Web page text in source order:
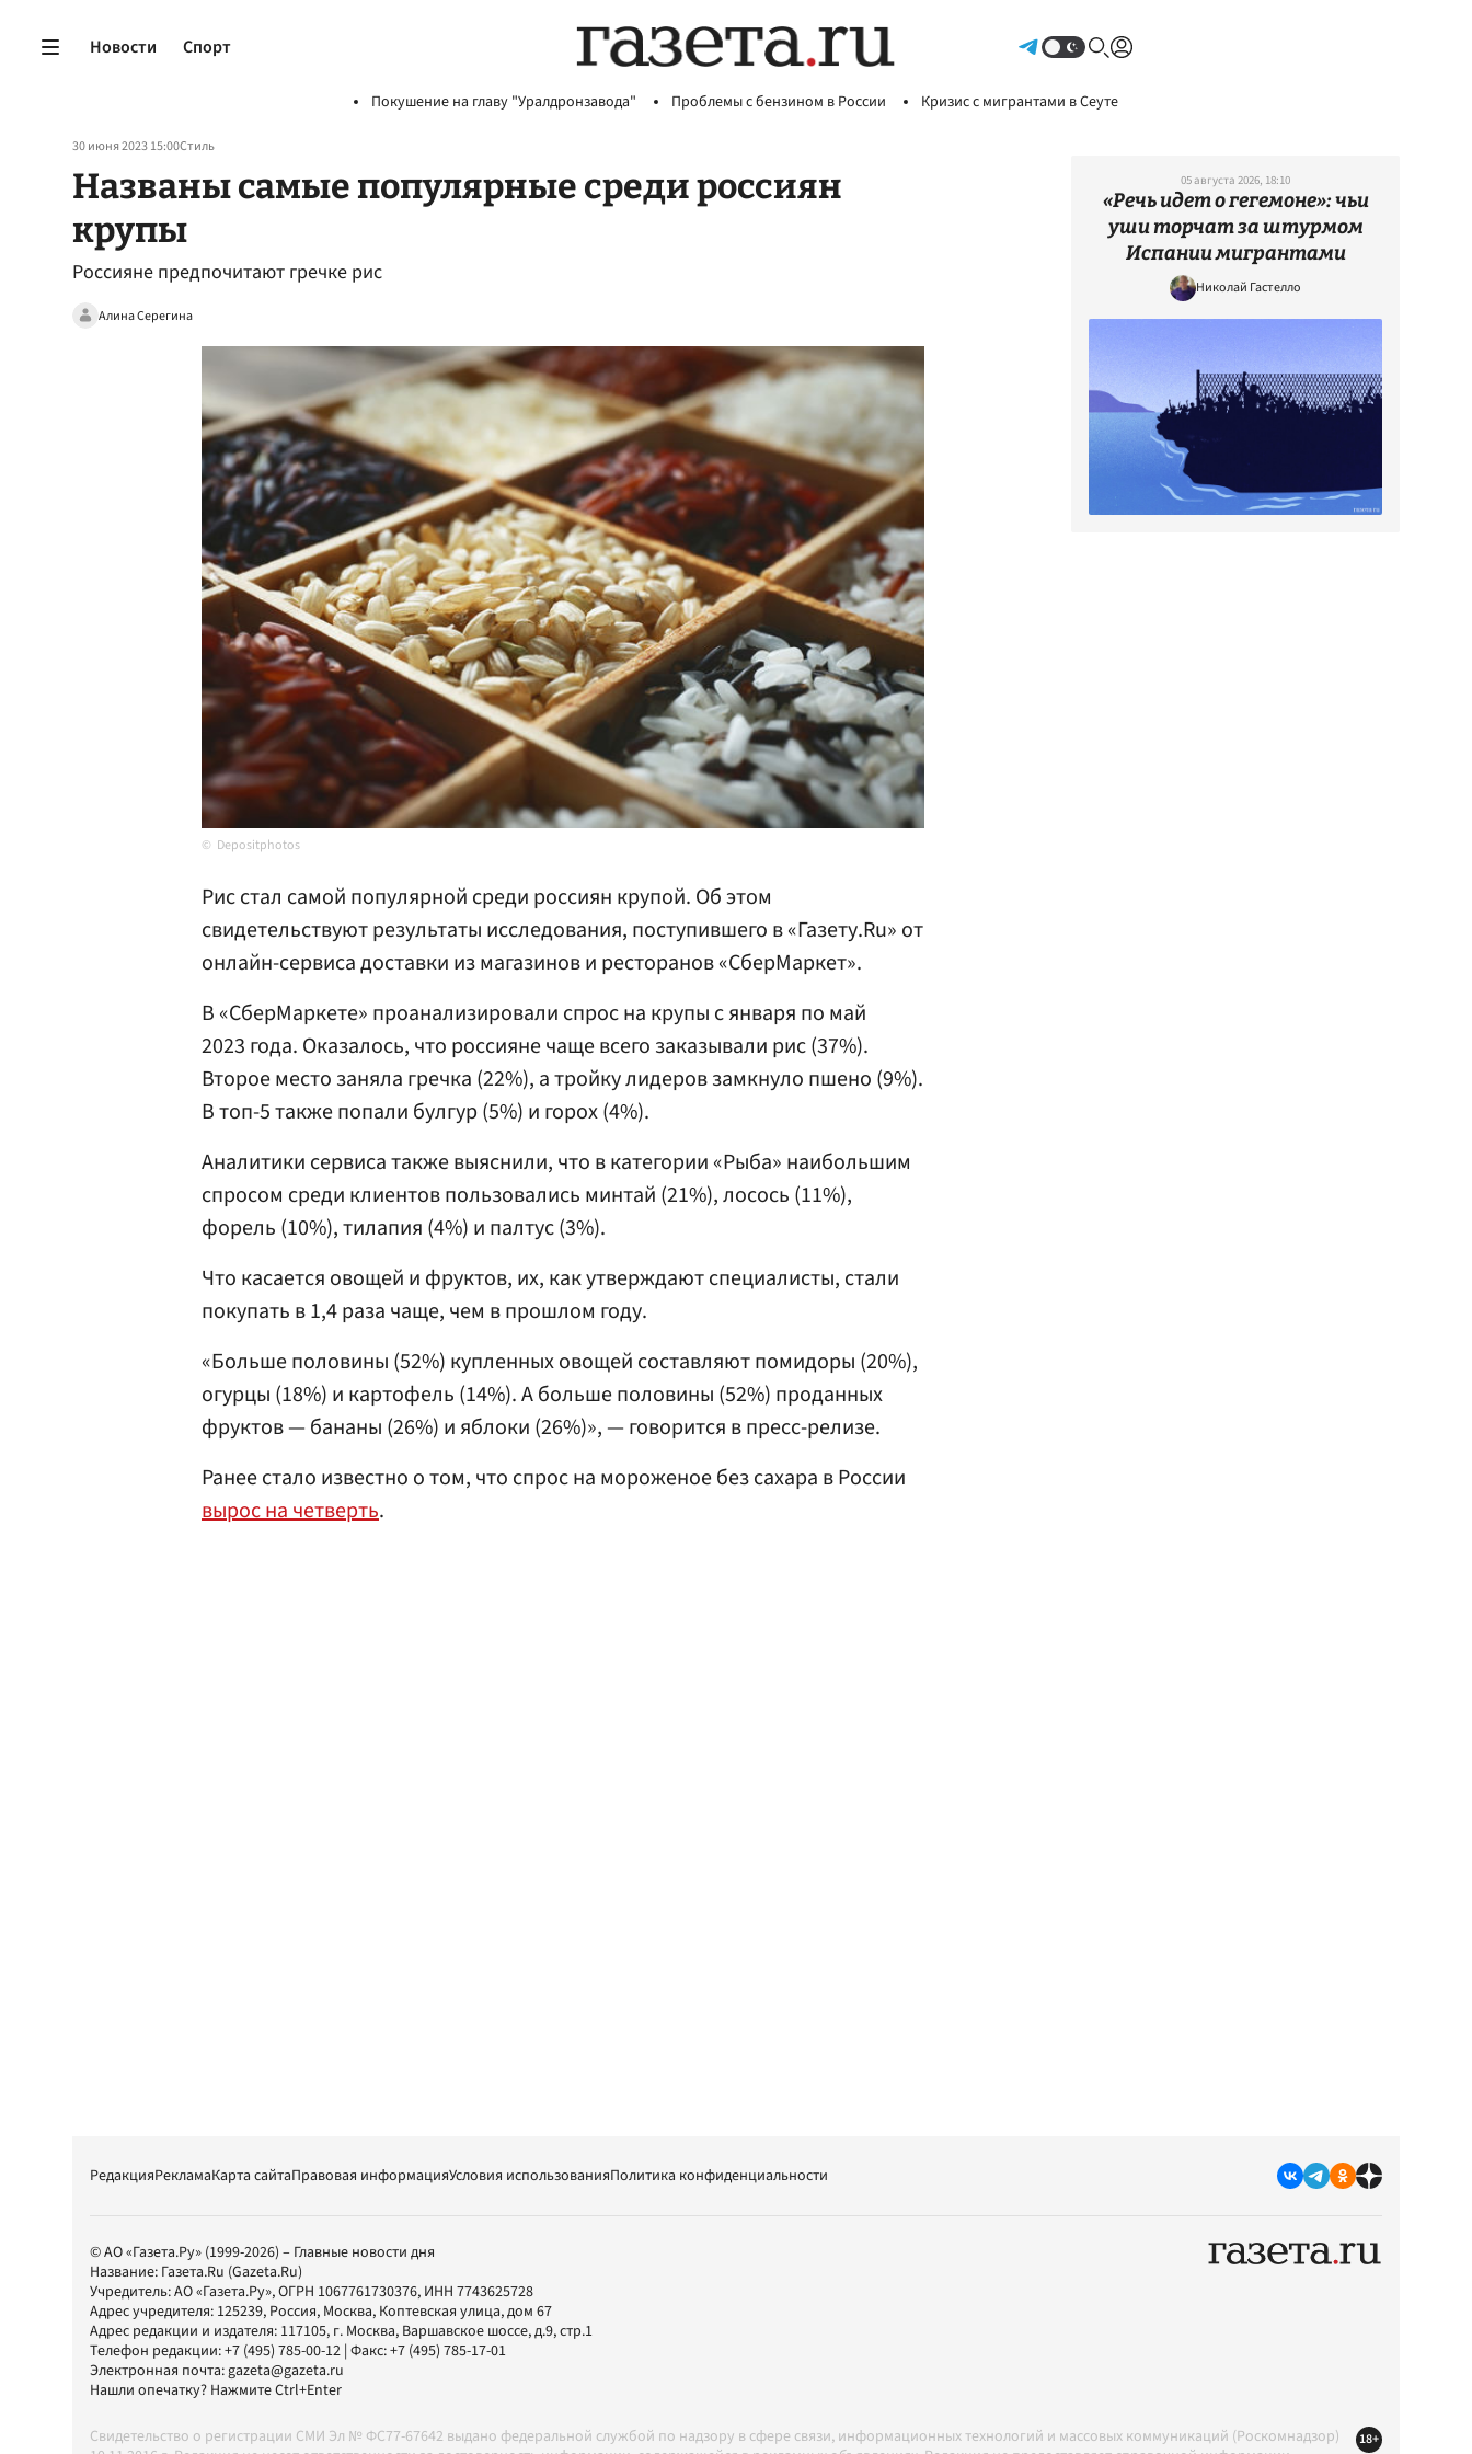
Новости Спорт
Покушение на главу "Уралдронзавода" Проблемы с бензином в России Кризис с мигрантами в Сеуте
30 июня 2023 15:00Стиль
Названы самые популярные среди россиян
крупы
Россияне предпочитают гречке рис
Алина Серегина
Depositphotos
Рис стал самой популярной среди россиян крупой. Об этом
свидетельствуют результаты исследования, поступившего в «Газету.Ru» от
онлайн-сервиса доставки из магазинов и ресторанов «СберМаркет».
В «СберМаркете» проанализировали спрос на крупы с января по май
2023 года. Оказалось, что россияне чаще всего заказывали рис (37%).
Второе место заняла гречка (22%), а тройку лидеров замкнуло пшено (9%).
В топ-5 также попали булгур (5%) и горох (4%).
Аналитики сервиса также выяснили, что в категории «Рыба» наибольшим
спросом среди клиентов пользовались минтай (21%), лосось (11%),
форель (10%), тилапия (4%) и палтус (3%).
Что касается овощей и фруктов, их, как утверждают специалисты, стали
покупать в 1,4 раза чаще, чем в прошлом году.
«Больше половины (52%) купленных овощей составляют помидоры (20%),
огурцы (18%) и картофель (14%). А больше половины (52%) проданных
фруктов — бананы (26%) и яблоки (26%)», — говорится в пресс-релизе.
Ранее стало известно о том, что спрос на мороженое без сахара в России
вырос на четверть.
05 августа 2026, 18:10
«Речь идет о гегемоне»: чьи
уши торчат за штурмом
Испании мигрантами
Николай Гастелло
РедакцияРекламаКарта сайтаПравовая информацияУсловия использованияПолитика конфиденциальности
© АО «Газета.Ру» (1999-2026) – Главные новости дня
Название: Газета.Ru (Gazeta.Ru)
Учредитель:АО «Газета.Ру», ОГРН 1067761730376, ИНН 7743625728
Адрес учредителя: 125239, Россия, Москва, Коптевская улица, дом 67
Адрес редакции и издателя: 117105, г. Москва, Варшавское шоссе, д.9, стр.1
Телефон редакции:+7 (495) 785-00-12 | Факс:+7 (495) 785-17-01
Электронная почта:gazeta@gazeta.ru
Нашли опечатку? Нажмите Ctrl+Enter
Свидетельство о регистрации СМИ Эл № ФС77-67642 выдано федеральной службой по надзору в сфере связи, информационных технологий и массовых коммуникаций (Роскомнадзор)
18+